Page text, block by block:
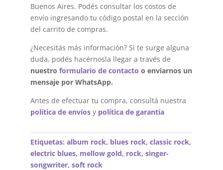
Buenos Aires. Podés consultar los costos de
envío ingresando tu código postal en la sección
del carrito de compras.
¿Necesitás más información? Si te surge alguna
duda, podés hacérnosla llegar a través de
nuestro formulario de contacto o enviarnos un
mensaje por WhatsApp.
Antes de efectuar tu compra, consultá nuestra
política de envíosy política de garantía
Etiquetas: album rock, blues rock, classic rock,
electric blues, mellow gold, rock, singer-
songwriter, soft rock